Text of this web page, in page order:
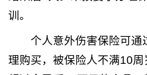
训。
个人意外伤害保险可通
理购买，被保险人不满10